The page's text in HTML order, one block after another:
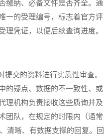
缴纳、必备文件是否齐全。通
一的受理编号，标志着官方评
理凭证，以便后续查询进度。
交的资料进行实质性审查。
的疑点、数据的不一致性、或
理机构负责接收这些质询并及
团队，在规定的时限内（通常
清晰、有数据支撑的回复。回